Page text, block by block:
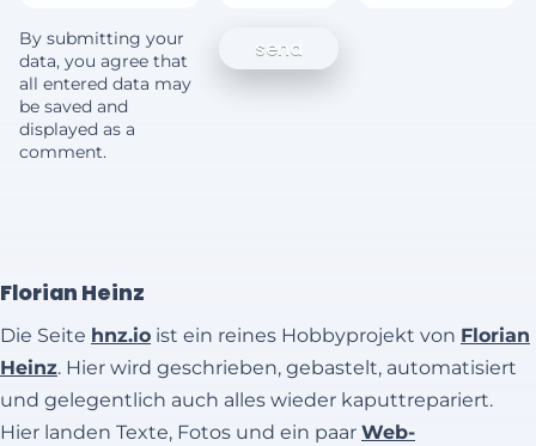
By submitting your
data, you agree that
all entered data may
be saved and
displayed as a
comment.
Florian Heinz
Die Seite hnz.io ist ein reines Hobbyprojekt von Florian
Heinz. Hier wird geschrieben, gebastelt, automatisiert
und gelegentlich auch alles wieder kaputtrepariert.
Hier landen Texte, Fotos und ein paar Web-